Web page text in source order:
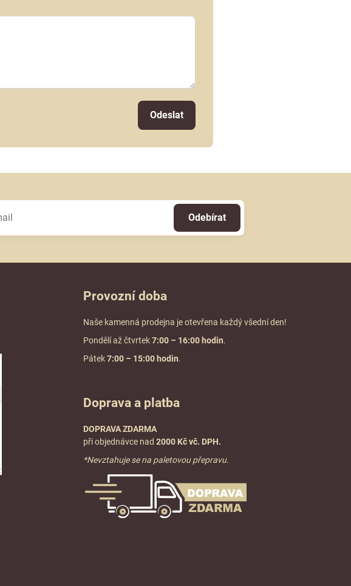
Odeslat
Odebírat
Provozní doba
Naše kamenná prodejna je otevřena každý všední den!
Pondělí až čtvrtek7:00 – 16:00 hodin.
Pátek7:00 – 15:00 hodin.
Doprava a platba
DOPRAVA ZDARMA
při objednávce nad 2000 Kč vč. DPH.
*Nevztahuje se na paletovou přepravu.